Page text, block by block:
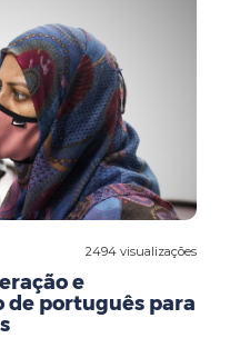
2494 visualizações
e
português para